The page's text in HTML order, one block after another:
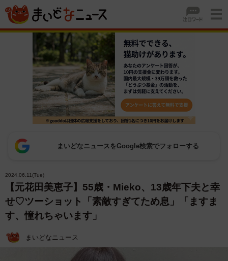
まいどなニュースをGoogle検索でフォローする
2024.06.11(Tue)
【元花田美恵子】55歳・Mieko、13歳年下夫と幸
せ♡ツーショット「素敵すぎてため息」「ますま
す、憧れちゃいます」
まいどなニュース